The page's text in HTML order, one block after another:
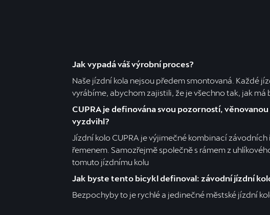
Jak vypadá váš výrobní proces?
Naše jízdní kola nejsou předem smontovaná. Každé
vyrábíme, abychom zajistili, že je všechno tak, jak
CUPRA je definována svou pozorností,
vyzdvihl?
Jízdní kolo CUPRA je výjimečné kombinací
řemenem. Samozřejmě společně s rámem z
tomuto jízdnímu kolu
Jak byste tento bicykl definoval: závodní jízdní
Bezpochyby to je rychlé a jedinečné městské jízdní